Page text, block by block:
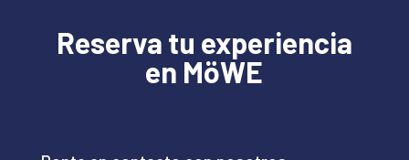
Reserva tu experiencia
en MöWE